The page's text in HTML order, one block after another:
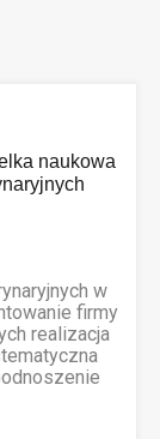
naukowa
w
firmy
realizacja